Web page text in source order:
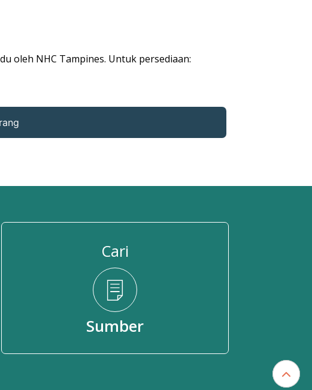
oleh NHC Tampines. Untuk persediaan:
Cari
Sumber